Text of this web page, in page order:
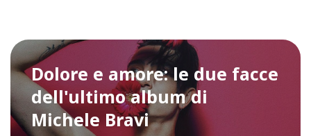
Dolore e amore: le due facce
dell'ultimo album di
Michele Bravi